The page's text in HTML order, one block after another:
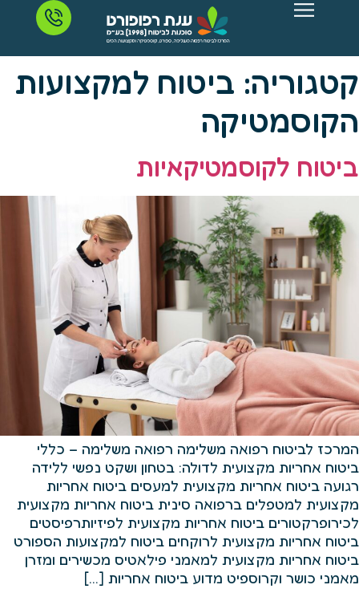
קטגוריה: ביטוח למקצועות
הקוסמטיקה
ביטוח לקוסמטיקאיות
המרכז לביטוח רפואה משלימה רפואה משלימה – כללי
ביטוח אחריות מקצועית לדולה: בטחון ושקט נפשי ללידה
רגועה ביטוח אחריות מקצועית למעסים ביטוח אחריות
מקצועית למטפלים ברפואה סינית ביטוח אחריות מקצועית
לכירופרקטורים ביטוח אחריות מקצועית לפיזיותרפיסטים
ביטוח אחריות מקצועית לרוקחים ביטוח למקצועות הספורט
ביטוח אחריות מקצועית למאמני פילאטיס מכשירים ומזרן
מאמני כושר וקרוספיט מדוע ביטוח אחריות […]